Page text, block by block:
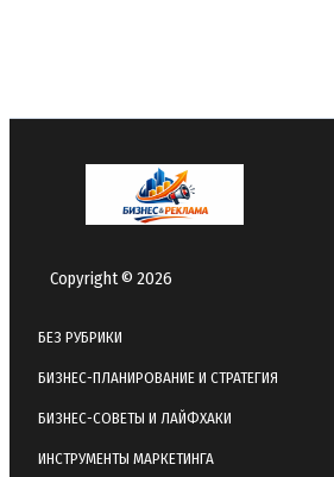
Copyright © 2026
БЕЗ РУБРИКИ
БИЗНЕС-ПЛАНИРОВАНИЕ И СТРАТЕГИЯ
БИЗНЕС-СОВЕТЫ И ЛАЙФХАКИ
ИНСТРУМЕНТЫ МАРКЕТИНГА